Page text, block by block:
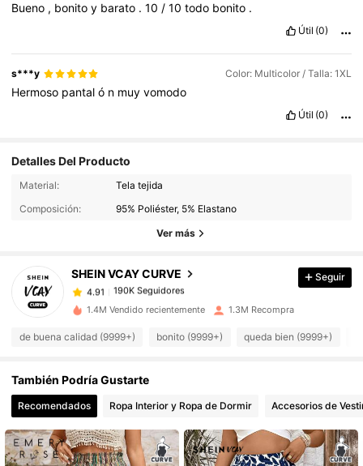
Bueno , bonitoy barato .10 /10todo bonito .
Útil (0)
s***y Color: Multicolor / Talla: 1XL
Hermoso pantaló n muyvomodo
Útil (0)
Detalles Del Producto
Material:
Tela tejida
Composición:
95% Poliéster, 5% Elastano
Ver más
SHEIN VCAY CURVE
190K Seguidores
190K Seguidores
190K Seguidores
4.91
4.91 190K Seguidores
190K Seguidores
4.91 190K Seguidores
4.91
4.91
4.91 190K Seguidores
Seguir
1.4M Vendido recientemente 1.3M Recompra
de buena calidad (9999+) bonito (9999+) queda bien (9999+)
También Podría Gustarte
Recomendados Ropa Interior y Ropa de Dormir Accesorios de